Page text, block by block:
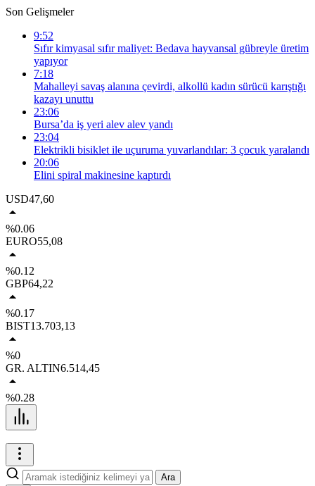
Son Gelişmeler
9:52
Sıfır kimyasal sıfır maliyet: Bedava hayvansal gübreyle üretim
yapıyor
7:18
Mahalleyi savaş alanına çevirdi, alkollü kadın sürücü karıştığı
kazayı unuttu
23:06
Bursa’da iş yeri alev alev yandı
23:04
Elektrikli bisiklet ile uçuruma yuvarlandılar: 3 çocuk yaralandı
20:06
Elini spiral makinesine kaptırdı
USD47,60
%0.06
EURO55,08
%0.12
GBP64,22
%0.17
BIST13.703,13
%0
GR. ALTIN6.514,45
%0.28
Ara